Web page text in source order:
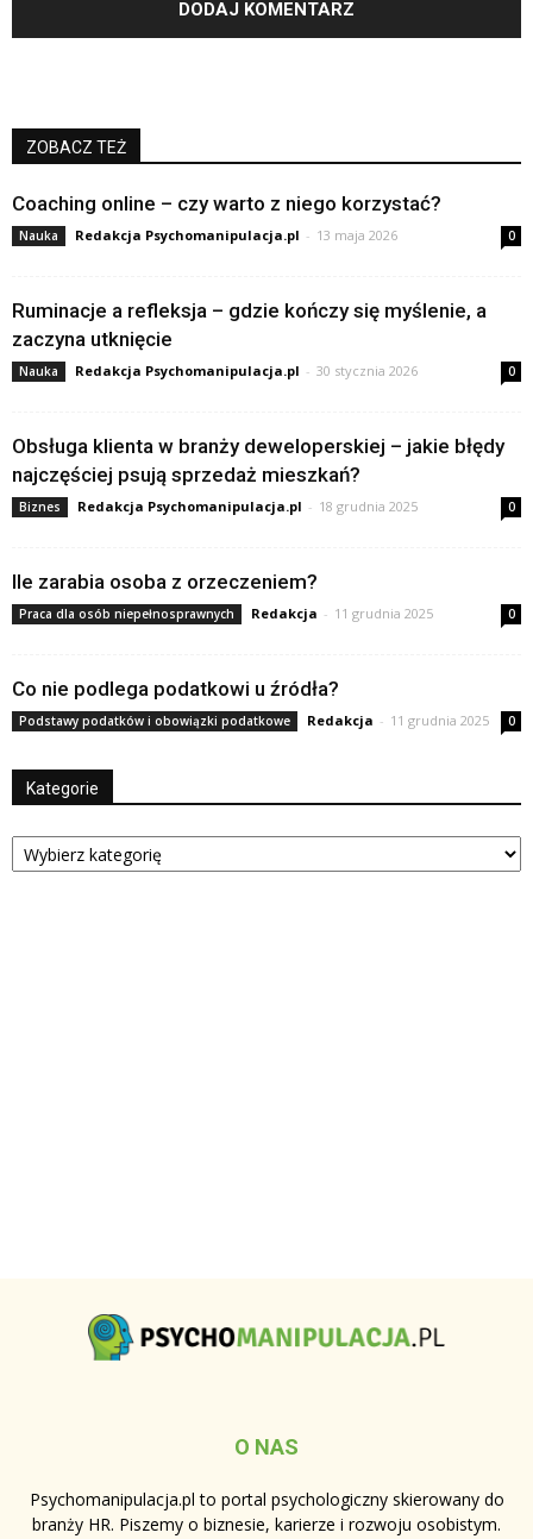
ZOBACZ TEŻ
Coaching online – czy warto z niego korzystać?
Nauka Redakcja Psychomanipulacja.pl - 13 maja 2026 0
Ruminacje a refleksja – gdzie kończy się myślenie, a
zaczyna utknięcie
Nauka Redakcja Psychomanipulacja.pl - 30 stycznia 2026 0
Obsługa klienta w branży deweloperskiej – jakie błędy
najczęściej psują sprzedaż mieszkań?
Biznes Redakcja Psychomanipulacja.pl - 18 grudnia 2025 0
Ile zarabia osoba z orzeczeniem?
Praca dla osób niepełnosprawnych Redakcja - 11 grudnia 2025 0
Co nie podlega podatkowi u źródła?
Podstawy podatków i obowiązki podatkowe Redakcja - 11 grudnia 2025 0
Kategorie
Kategorie
O NAS
Psychomanipulacja.pl to portal psychologiczny skierowany do
branży HR. Piszemy o biznesie, karierze i rozwoju osobistym.